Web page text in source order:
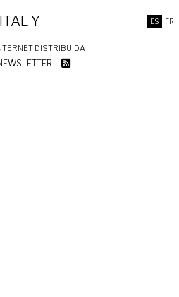
ES FR
Y
DISTRIBUIDA